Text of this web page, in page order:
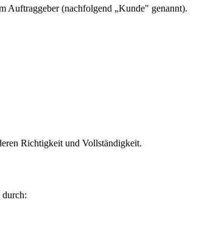
Auftraggeber (nachfolgend „Kunde" genannt).
Richtigkeit und Vollständigkeit.
durch: